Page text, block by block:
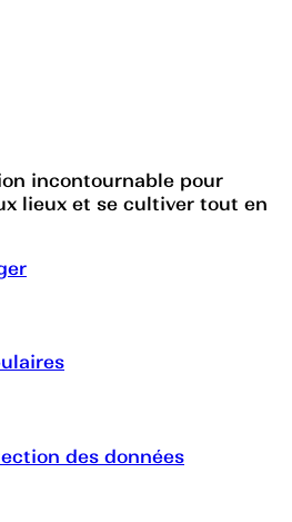
incontournable pour
lieux et se cultiver tout en
des données